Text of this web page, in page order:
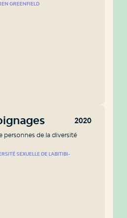
GREENFIELD
2020
personnes de la diversité
SEXUELLE DE L'ABITIBI-